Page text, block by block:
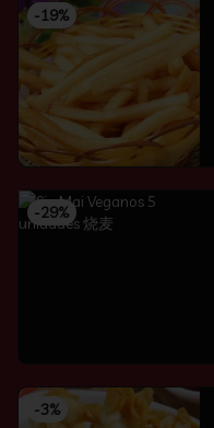
-19%
-29%
-3%